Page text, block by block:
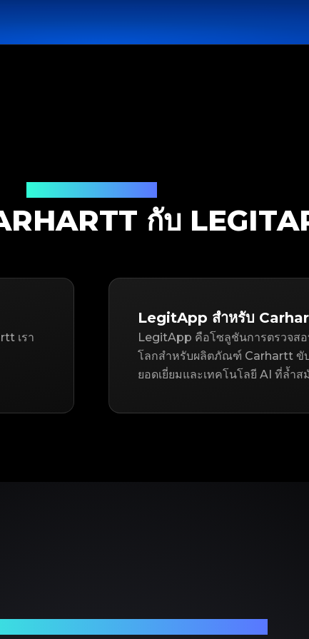
กับ
เรา
LegitApp สำหรับ
LegitApp คือโซลูชันการตรวจสอ
โลกสำหรับผลิตภัณฑ์ Carhartt ขั
ยอดเยี่ยมและเทคโนโลยี AI ที่ล้ำส